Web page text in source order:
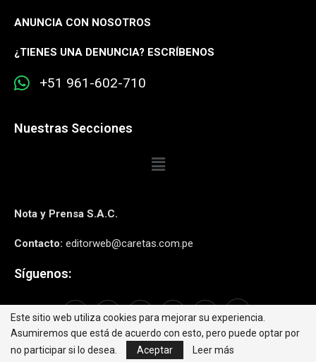
ANUNCIA CON NOSOTROS
¿TIENES UNA DENUNCIA? ESCRÍBENOS
+51 961-602-710
Nuestras Secciones
Nota y Prensa S.A.C.
Contacto: editorweb@caretas.com.pe
Síguenos:
Este sitio web utiliza cookies para mejorar su experiencia.
Asumiremos que está de acuerdo con esto, pero puede optar por
no participar si lo desea.
Aceptar Leer más